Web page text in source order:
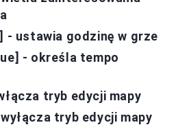
- ustawia godzinę w grze
- określa tempo
tryb edycji mapy
tryb edycji mapy